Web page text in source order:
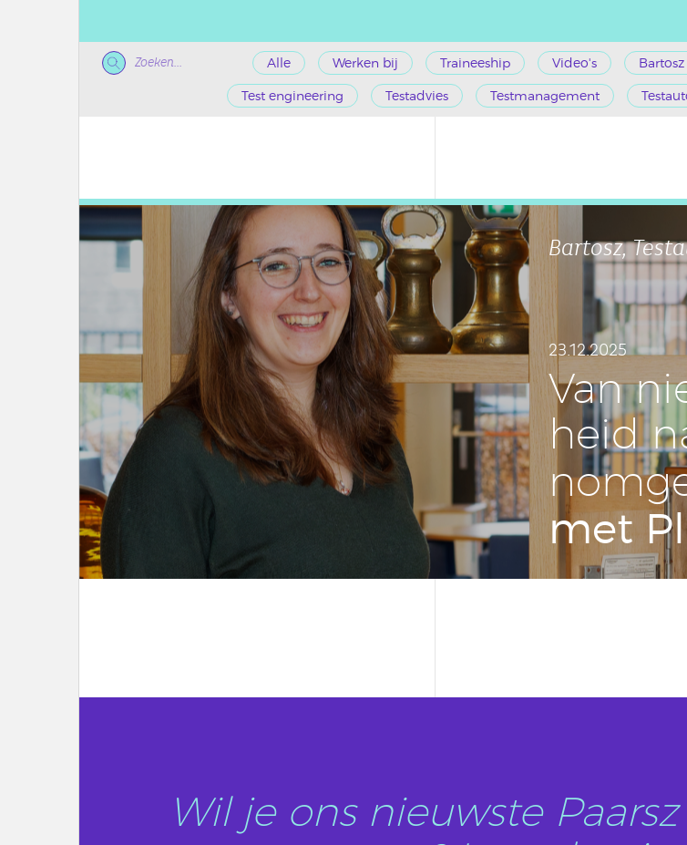
Zoeken... Alle Werken bij Traineeship Video's Bartosz
Test engineering Testadvies Testmanagement
Bartosz,
23.12.2025
Van
heid
met
Wil je ons nieuwste